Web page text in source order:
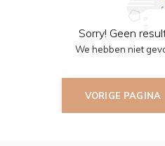
Sorry! Geen
We hebben niet
VORIGE PAGINA